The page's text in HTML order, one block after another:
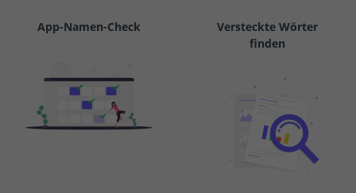
App-Namen-Check
Versteckte Wörter
finden